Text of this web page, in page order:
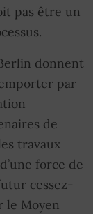
pas être un
donnent
par
de
travaux
force de
cessez-
le Moyen